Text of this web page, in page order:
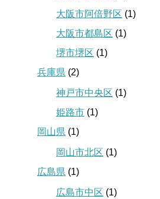
大阪市阿倍野区 (1)
大阪市都島区 (1)
堺市堺区 (1)
兵庫県 (2)
神戸市中央区 (1)
姫路市 (1)
岡山県 (1)
岡山市北区 (1)
広島県 (1)
広島市中区 (1)